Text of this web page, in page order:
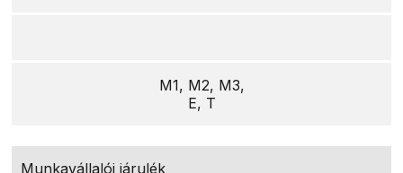
M1, M2, M3,
E, T
Munkavállalói járulék